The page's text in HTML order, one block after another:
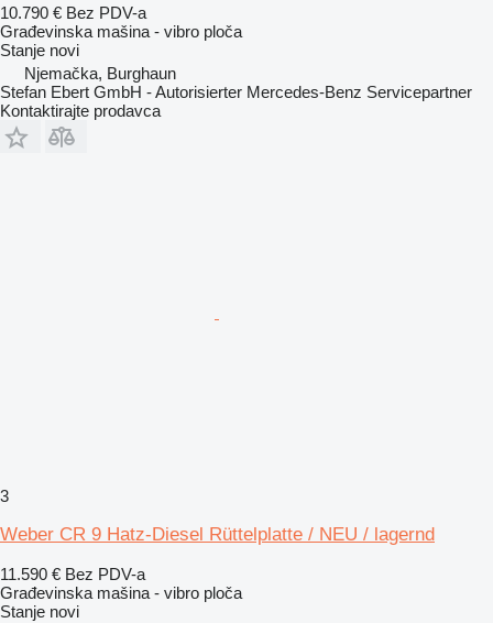
10.790 € Bez PDV-a
Građevinska mašina - vibro ploča
Stanje novi
Njemačka, Burghaun
Stefan Ebert GmbH - Autorisierter Mercedes-Benz Servicepartner
Kontaktirajte prodavca
3
Weber CR 9 Hatz-Diesel Rüttelplatte / NEU / lagernd
11.590 € Bez PDV-a
Građevinska mašina - vibro ploča
Stanje novi